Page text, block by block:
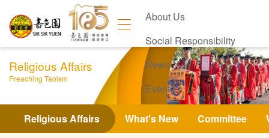
About Us
Social Responsibility
News
Events
Contact Us
Religious Affairs
Preaching Taoism
Religious Affairs What's New Committee